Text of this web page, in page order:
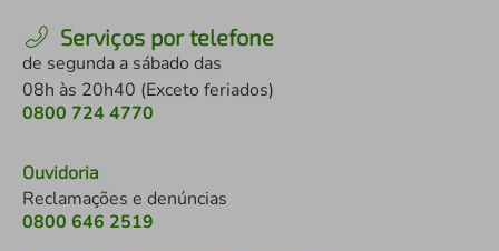
Serviços por telefone
de segunda a sábado das
08h às 20h40 (Exceto feriados)
0800 724 4770
Ouvidoria
Reclamações e denúncias
0800 646 2519